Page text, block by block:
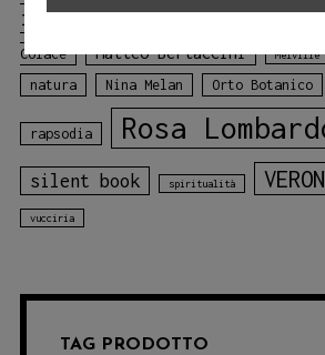
illustrato
Colace
Matteo Bertaccini Melville
natura Nina Melan Orto Botanico
rapsodia Rosa
silent book spiritualità
vucciria
TAG PRODOTTO